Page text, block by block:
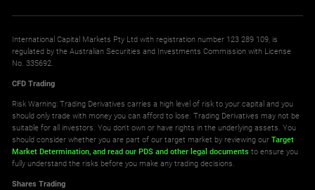
International Capital Markets Pty Ltd with registration number 123 289 109, is
regulated by the Australian Securities and Investments Commission with License
No. 335692.
CFD Trading
Risk Warning: Trading Derivatives carries a high level of risk to your capital and you
should only trade with money you can afford to lose. Trading Derivatives may not be
suitable for all investors. You don't own or have rights in the underlying assets. You
should consider whether you are part of our target market by reviewing ourTarget
Market Determination, and read our PDS and other legal documents to ensure you
fully understand the risks before you make any trading decisions.
Shares Trading